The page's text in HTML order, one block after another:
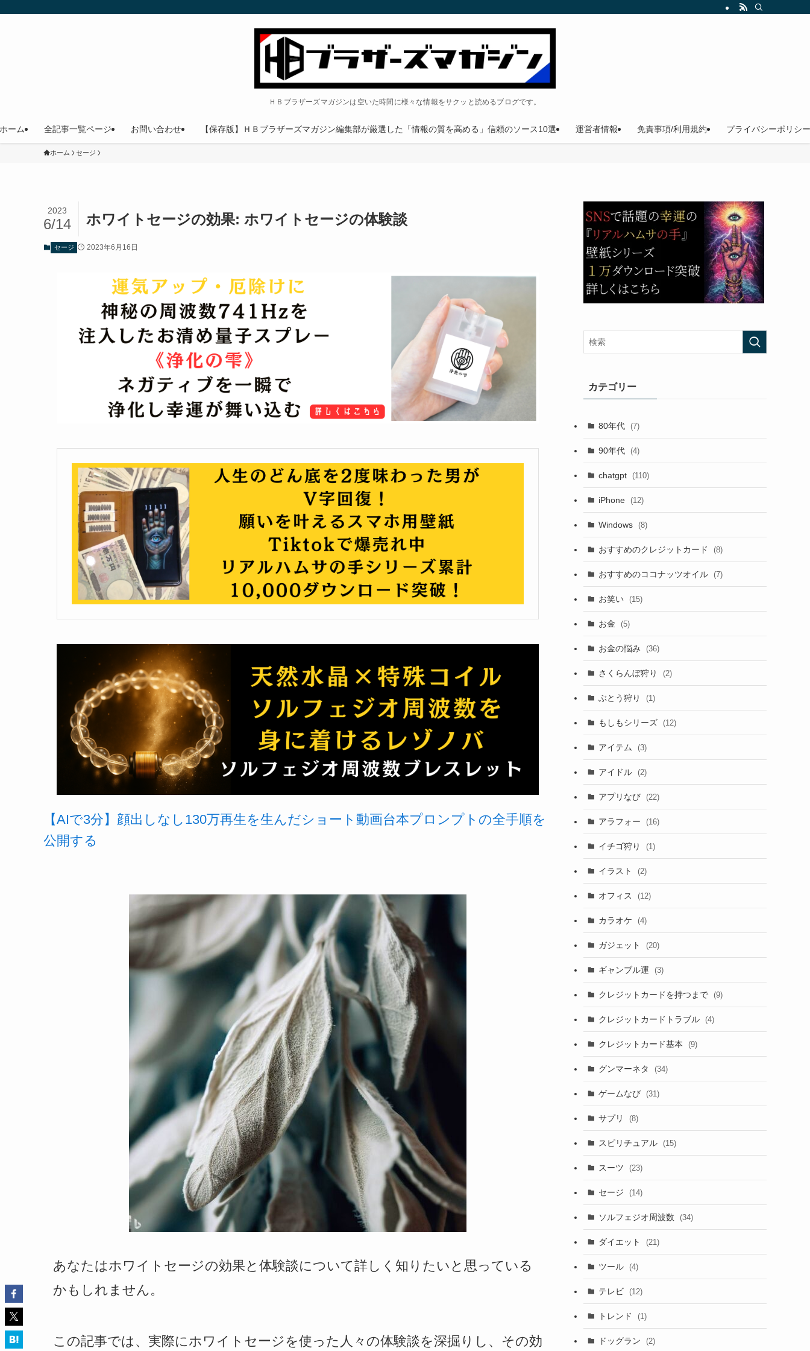
ＨＢブラザーズマガジンは空いた時間に様々な情報をサクッと読めるブログです。
ホーム 全記事一覧ページ お問い合わせ 【保存版】ＨＢブラザーズマガジン編集部が厳選した「情報の質を高める」信頼のソース10選 運営者情報 免責事項/利用規約 プライバシーポリシー
ホーム セージ
ホワイトセージの効果: ホワイトセージの体験談
2023
6/14
セージ 2023年6月16日
【AIで3分】顔出しなし130万再生を生んだショート動画台本プロンプトの全手順を
公開する
あなたはホワイトセージの効果と体験談について詳しく知りたいと思っている
かもしれません。
この記事では、実際にホワイトセージを使った人々の体験談を深掘りし、その効
カテゴリー
80年代 (7)
90年代 (4)
chatgpt (110)
iPhone (12)
Windows (8)
おすすめのクレジットカード (8)
おすすめのココナッツオイル (7)
お笑い (15)
お金 (5)
お金の悩み (36)
さくらんぼ狩り (2)
ぶとう狩り (1)
もしもシリーズ (12)
アイテム (3)
アイドル (2)
アプリなび (22)
アラフォー (16)
イチゴ狩り (1)
イラスト (2)
オフィス (12)
カラオケ (4)
ガジェット (20)
ギャンブル運 (3)
クレジットカードを持つまで (9)
クレジットカードトラブル (4)
クレジットカード基本 (9)
グンマーネタ (34)
ゲームなび (31)
サプリ (8)
スピリチュアル (15)
スーツ (23)
セージ (14)
ソルフェジオ周波数 (34)
ダイエット (21)
ツール (4)
テレビ (12)
トレンド (1)
ドッグラン (2)